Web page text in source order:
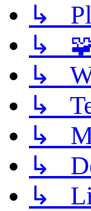
↳
↳ 🧩
↳
↳
↳
↳
↳